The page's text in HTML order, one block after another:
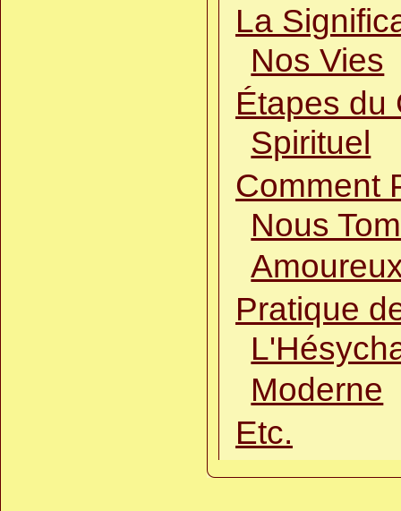
La
Nos Vies
Étapes du
Spirituel
Comment
Nous
Pratique
Moderne
Etc.